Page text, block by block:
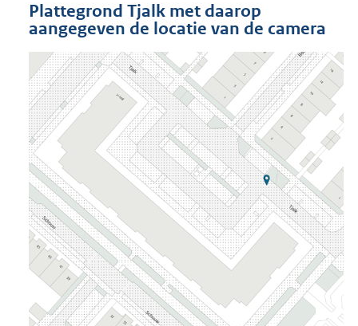
Plattegrond Tjalk met daarop
aangegeven de locatie van de camera